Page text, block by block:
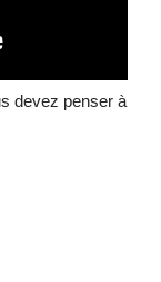
devez penser à